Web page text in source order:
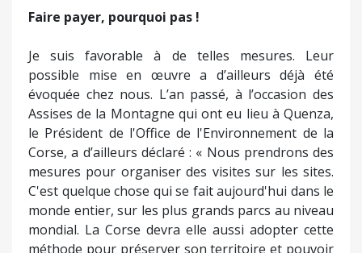
Faire payer, pourquoi pas !
Je suis favorable à de telles mesures. Leur
possible mise en œuvre a d’ailleurs déjà été
évoquée chez nous. L’an passé, à l’occasion des
Assises de la Montagne qui ont eu lieu à Quenza,
le Président de l'Office de l'Environnement de la
Corse, a d’ailleurs déclaré : « Nous prendrons des
mesures pour organiser des visites sur les sites.
C'est quelque chose qui se fait aujourd'hui dans le
monde entier, sur les plus grands parcs au niveau
mondial. La Corse devra elle aussi adopter cette
méthode pour préserver son territoire et pouvoir